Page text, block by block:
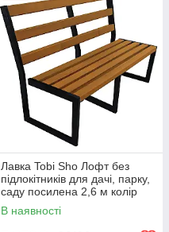
Лавка Tobi Sho Лофт без
підлокітників для дачі, парку,
саду посилена 2,6 м колір
дуб
В наявності